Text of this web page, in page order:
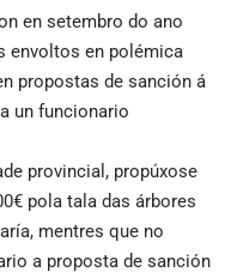
en setembro do ano
envoltos en polémica
propostas de sanción á
un funcionario
provincial, propúxose
pola tala das árbores
mentres que no
a proposta de sanción